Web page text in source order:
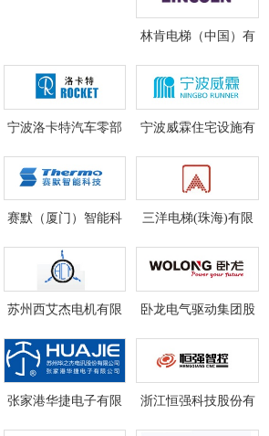
林肯电梯（中国）有
宁波洛卡特汽车零部 宁波威霖住宅设施有
限公司
赛默（厦门）智能科
技有限公司
三洋电梯(珠海)有限
苏州西艾杰电机有限
公司
卧龙电气驱动集团股
张家港华捷电子有限 浙江恒强科技股份有